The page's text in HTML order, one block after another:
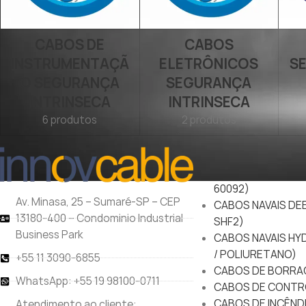
CABOS DE
INSTRUMENTAÇÃ
O SEGURANÇA
INTRINSECA
6 produtos
CABOS
ELETRÔNICOS
SEGURANÇA
INTRINSECA
2 produtos
Av. Minasa, 25 – Sumaré-SP – CEP
13180-400 – Condominio Industrial
Business Park
+55 11 3090-6855
WhatsApp: +55 19 98100-0711
60092)
CABOS NAVAIS
SHF2)
CABOS NAVAIS
/ POLIURETANO)
CABOS DE
CABOS DE